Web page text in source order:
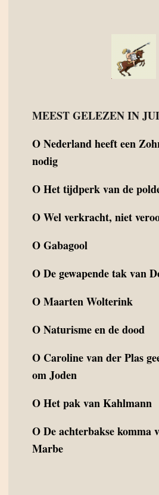
MEEST GELEZEN IN
ONederland heeft een
nodig
OHet tijdperk van de
OWel verkracht, niet
OGabagool
ODe gewapende tak van
OMaarten Wolterink
ONaturisme en de dood
O Caroline van der Plas
om Joden
OHet pak van Kahlmann
ODe achterbakse komma
Marbe